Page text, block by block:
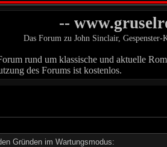
--
Das Forum zu John Sinclair,
rund um klassische und aktuelle
des Forums ist kostenlos.
Gründen im Wartungsmodus: